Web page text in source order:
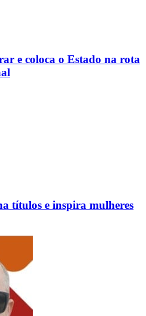
e coloca o Estado na rota
títulos e inspira mulheres